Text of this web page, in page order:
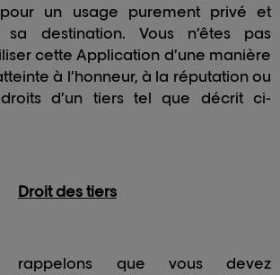
un usage purement privé et
destination. Vous n’êtes pas
cette Application d’une manière
à l’honneur, à la réputation ou
d’un tiers tel que décrit ci-
Droit des tiers
rappelons que vous devez